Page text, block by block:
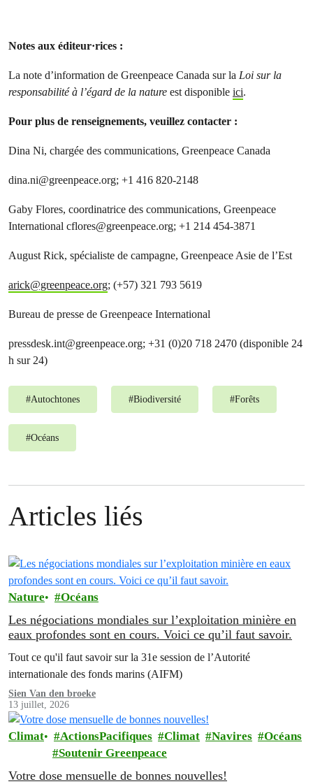
Notes aux éditeur·rices :
La note d’information de Greenpeace Canada sur la Loi sur la
responsabilité à l’égard de la nature est disponible ici.
Pour plus de renseignements, veuillez contacter :
Dina Ni, chargée des communications, Greenpeace Canada
dina.ni@greenpeace.org; +1 416 820-2148
Gaby Flores, coordinatrice des communications, Greenpeace
International cflores@greenpeace.org; +1 214 454-3871
August Rick, spécialiste de campagne, Greenpeace Asie de l’Est
arick@greenpeace.org; (+57) 321 793 5619
Bureau de presse de Greenpeace International
pressdesk.int@greenpeace.org; +31 (0)20 718 2470 (disponible 24
h sur 24)
#Autochtones #Biodiversité #Forêts
#Océans
Articles liés
Nature Océans
Les négociations mondiales sur l’exploitation minière en
eaux profondes sont en cours. Voici ce qu’il faut savoir.
Tout ce qu'il faut savoir sur la 31e session de l’Autorité
internationale des fonds marins (AIFM)
Sien Van den broeke
13 juillet, 2026
Climat ActionsPacifiques Climat Navires
Océans
Soutenir Greenpeace
Votre dose mensuelle de bonnes nouvelles!